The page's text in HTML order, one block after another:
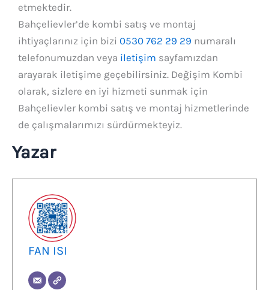
etmektedir.
Bahçelievler’de kombi satış ve montaj
ihtiyaçlarınız için bizi 0530 762 29 29 numaralı
telefonumuzdan veya iletişim sayfamızdan
arayarak iletişime geçebilirsiniz. Değişim Kombi
olarak, sizlere en iyi hizmeti sunmak için
Bahçelievler kombi satış ve montaj hizmetlerinde
de çalışmalarımızı sürdürmekteyiz.
Yazar
FAN ISI